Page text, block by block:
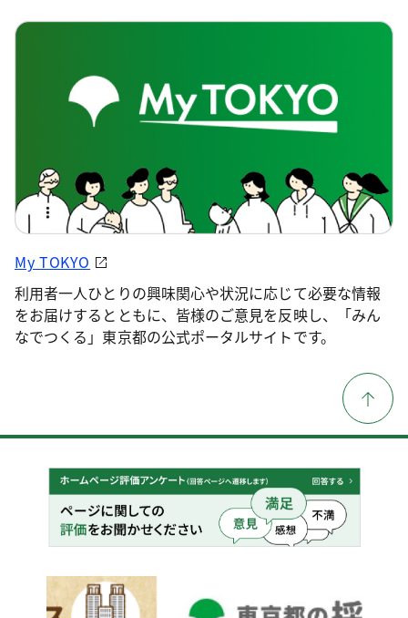
My TOKYO
利用者一人ひとりの興味関心や状況に応じて必要な情報
をお届けするとともに、皆様のご意見を反映し、「みん
なでつくる」東京都の公式ポータルサイトです。